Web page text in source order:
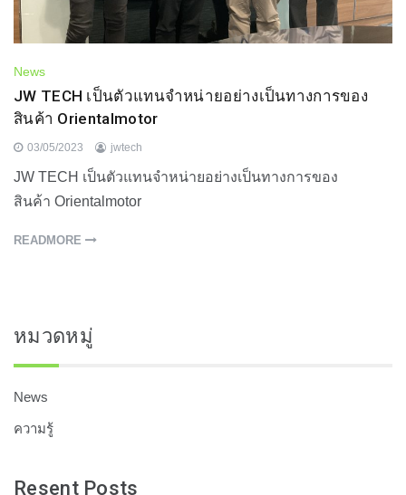
News
JW TECH เป็นตัวแทนจำหน่ายอย่างเป็นทางการของ
สินค้า Orientalmotor
03/05/2023 jwtech
JW TECH เป็นตัวแทนจำหน่ายอย่างเป็นทางการของ
สินค้า Orientalmotor
READMORE
หมวดหมู่
News
ความรู้
Resent Posts